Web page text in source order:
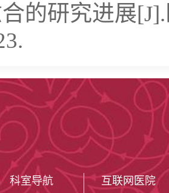
的研究进展
科室导航
互联网医院